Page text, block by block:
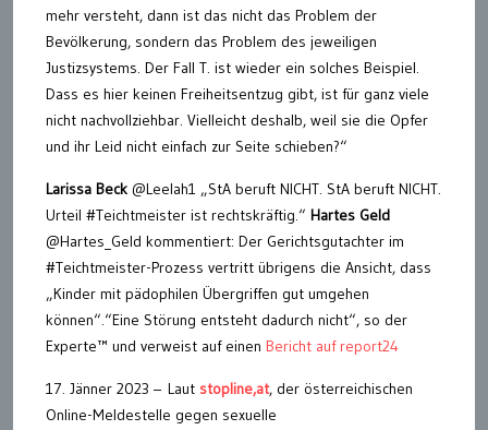
mehr versteht, dann ist das nicht das Problem der
Bevölkerung, sondern das Problem des jeweiligen
Justizsystems. Der Fall T. ist wieder ein solches Beispiel.
Dass es hier keinen Freiheitsentzug gibt, ist für ganz viele
nicht nachvollziehbar. Vielleicht deshalb, weil sie die Opfer
und ihr Leid nicht einfach zur Seite schieben?“
Larissa Beck @Leelah1 „StA beruft NICHT. StA beruft NICHT.
Urteil #Teichtmeister ist rechtskräftig.“ Hartes Geld
@Hartes_Geld kommentiert: Der Gerichtsgutachter im
#Teichtmeister-Prozess vertritt übrigens die Ansicht, dass
„Kinder mit pädophilen Übergriffen gut umgehen
können“.“Eine Störung entsteht dadurch nicht“, so der
Experte™ und verweist auf einen Bericht auf report24
17. Jänner 2023 – Laut stopline,at, der österreichischen
Online-Meldestelle gegen sexuelle